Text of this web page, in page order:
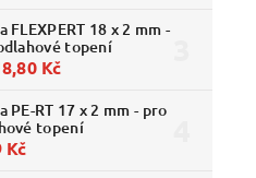
FLEXPERT 18 x 2 mm -
topení
Kč
PE-RT 17 x 2 mm - pro
topení
Kč